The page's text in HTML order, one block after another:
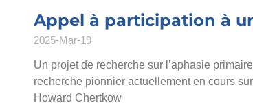
Appel à participation à
2025-Mar-19
Un projet de recherche sur l’aphasie
recherche pionnier actuellement en cours
Howard Chertkow